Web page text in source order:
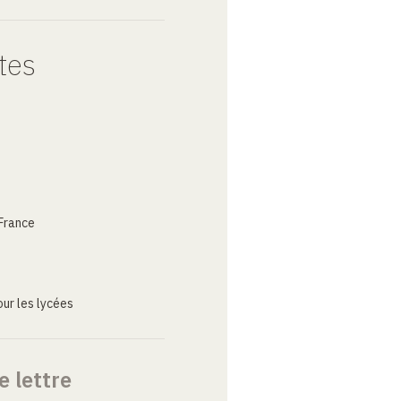
les lycées
lettre